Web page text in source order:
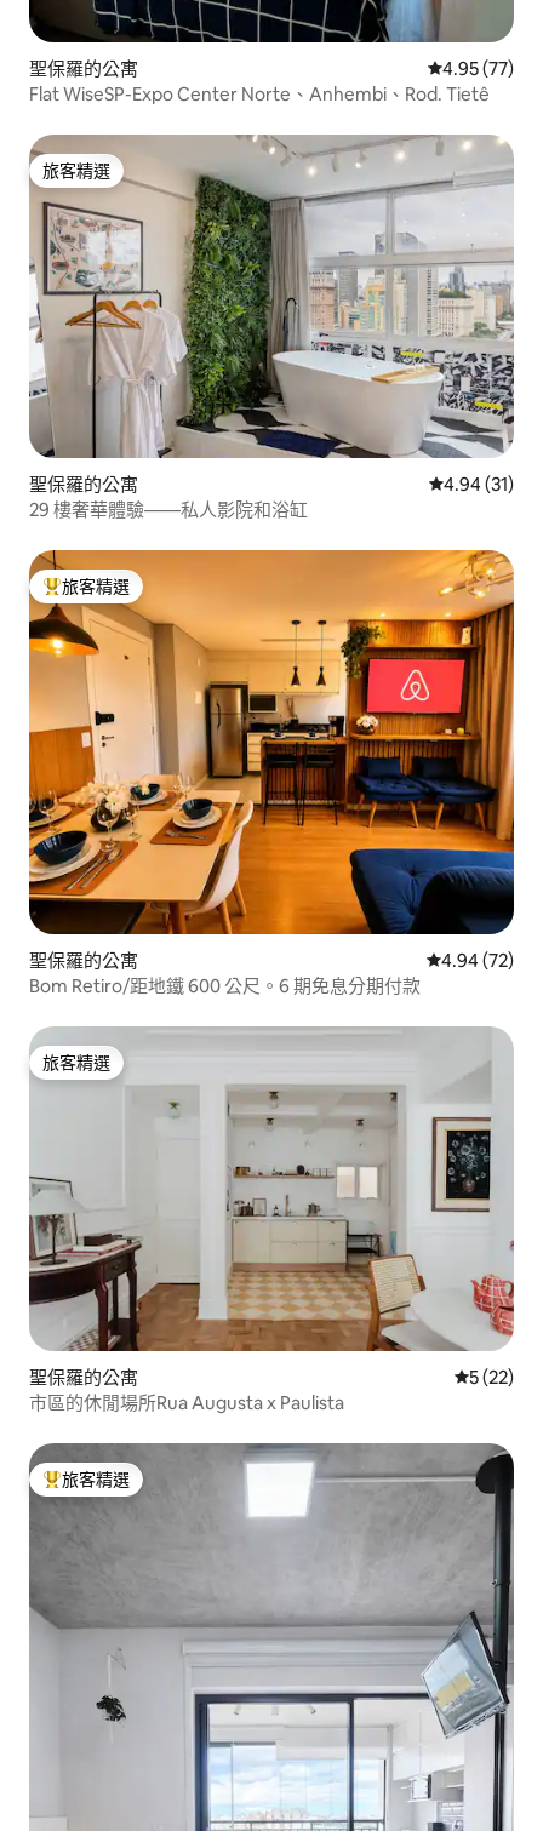
聖保羅的公寓 從 77 則評價
4.95 (77)
Flat WiseSP-Expo Center Norte、Anhembi、Rod. Tietê
旅客精選
旅客精選
聖保羅的公寓 從 31 則評價
4.94 (31)
29 樓奢華體驗——私人影院和浴缸
旅客精選榜首
旅客精選
聖保羅的公寓 從 72 則評價
4.94 (72)
Bom Retiro/距地鐵 600 公尺。6 期免息分期付款
旅客精選
旅客精選
聖保羅的公寓 從 22 則評
5 (22)
市區的休閒場所Rua Augusta x Paulista
旅客精選榜首
旅客精選